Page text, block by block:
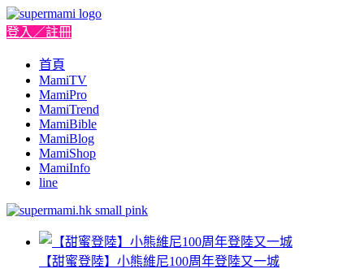
登入／註冊
首頁
MamiTV
MamiPro
MamiTrend
MamiBible
MamiBlog
MamiShop
MamiInfo
line
【甜蜜登陸】小熊維尼100周年登陸又一城